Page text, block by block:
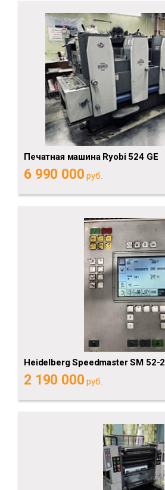
Печатная машина Ryobi 524 GE
6 990 000 руб.
Heidelberg Speedmaster SM 52-2
2 190 000 руб.